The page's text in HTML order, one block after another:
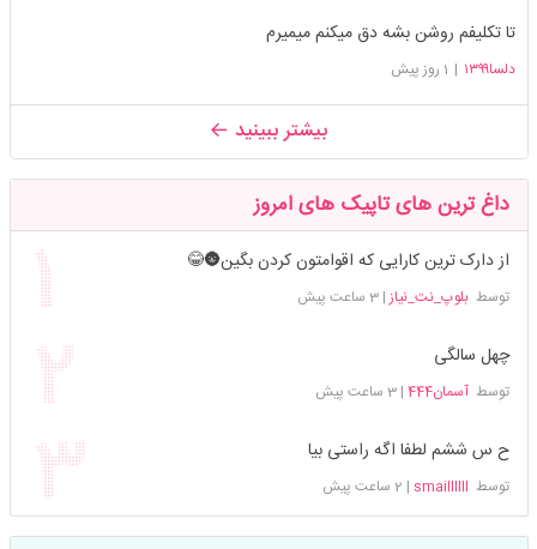
تا تکلیفم روشن بشه دق میکنم میمیرم
دلسا۱۳۹۹ | 1 روز پیش
بیشتر ببینید
داغ ترین های تاپیک های امروز
از دارک ترین کارایی که اقوامتون کردن بگین🌚😂
توسطبلوپ_نت_نیاز |3 ساعت پیش
چهل سالگی
توسطآسمان444 |3 ساعت پیش
ح س ششم لطفا اگه راستی بیا
توسط smaillllll
| 2 ساعت پیش